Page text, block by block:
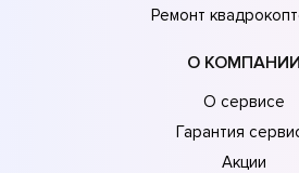
Ремонт
О КОМПАНИИ
О сервисе
Гарантия
Акции